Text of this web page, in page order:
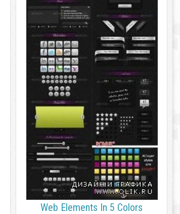
Web Elements In 5 Colors